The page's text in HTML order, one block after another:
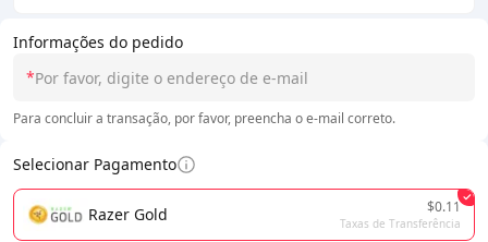
Informações do pedido
*
Para concluir a transação, por favor, preencha o e-mail correto.
Selecionar Pagamento
Razer Gold $0.11
Taxas de Transferência